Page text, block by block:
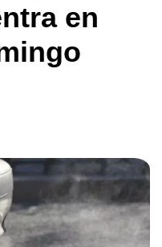
en